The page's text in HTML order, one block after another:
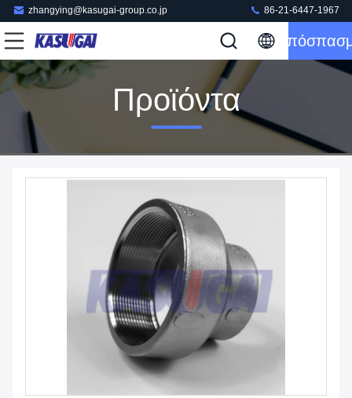
zhangying@kasugai-group.co.jp 86-21-6447-1967
Προϊόντα